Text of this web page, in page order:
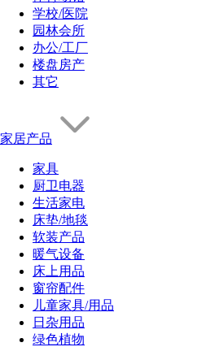
学校/医院
园林会所
办公/工厂
楼盘房产
其它
家居产品
家具
厨卫电器
生活家电
床垫/地毯
软装产品
暖气设备
床上用品
窗帘配件
儿童家具/用品
日杂用品
绿色植物